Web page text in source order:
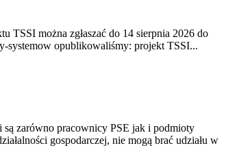
można zgłaszać do 14 sierpnia 2026 do
systemow opublikowaliśmy: projekt TSSI...
są zarówno pracownicy PSE jak i podmioty
gospodarczej, nie mogą brać udziału w